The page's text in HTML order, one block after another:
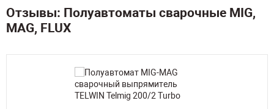
Отзывы: Полуавтоматы сварочные MIG,
MAG, FLUX